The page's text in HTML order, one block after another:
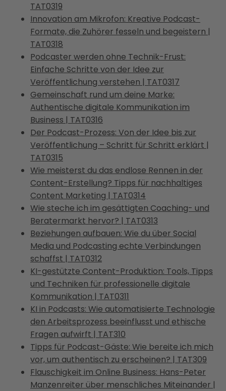
TAT0319
Innovation am Mikrofon: Kreative Podcast-
Formate, die Zuhörer fesseln und begeistern |
TAT0318
Podcaster werden ohne Technik-Frust:
Einfache Schritte von der Idee zur
Veröffentlichung verstehen | TAT0317
Gemeinschaft rund um deine Marke:
Authentische digitale Kommunikation im
Business | TAT0316
Der Podcast-Prozess: Von der Idee bis zur
Veröffentlichung – Schritt für Schritt erklärt |
TAT0315
Wie meisterst du das endlose Rennen in der
Content-Erstellung? Tipps für nachhaltiges
Content Marketing | TAT0314
Wie steche ich im gesättigten Coaching- und
Beratermarkt hervor? | TAT0313
Beziehungen aufbauen: Wie du über Social
Media und Podcasting echte Verbindungen
schaffst | TAT0312
KI-gestützte Content-Produktion: Tools, Tipps
und Techniken für professionelle digitale
Kommunikation | TAT0311
KI in Podcasts: Wie automatisierte Technologie
den Arbeitsprozess beeinflusst und ethische
Fragen aufwirft | TAT310
Tipps für Podcast-Gäste: Wie bereite ich mich
vor, um authentisch zu erscheinen? | TAT309
Flauschigkeit im Online Business: Hans-Peter
Manzenreiter über menschliches Miteinander |